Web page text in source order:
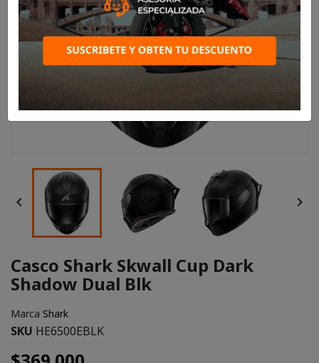
 
Casco Shark Skwall Cup Dark
Shadow Dual Blk
Marca Shark
SKU HE6500EBLK